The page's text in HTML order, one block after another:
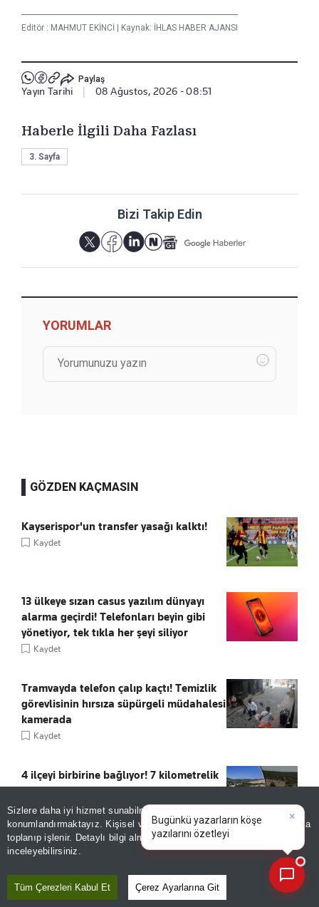
Sizlere daha iyi hizmet sunabilmek adına sitemizde
konumlandırmaktayız. Kişisel verileriniz, KVKK ve GDPR kapsamında
toplanıp işlenir. Detaylı bilgi almak içinAydınlatma Metnimizi
inceleyebilirsiniz.
Tüm Çerezleri Kabul Et Çerez Ayarlarına Git
Editör : MAHMUT EKİNCİ Kaynak: İHLAS HABER AJANSI
Paylaş
Yayın Tarihi 08 Ağustos, 2026 - 08:51
Haberle İlgili Daha Fazlası
3. Sayfa
Bizi Takip Edin
YORUMLAR
GÖZDEN KAÇMASIN
Kayserispor'un transfer yasağı kalktı!
Kaydet
13 ülkeye sızan casus yazılım dünyayı
alarma geçirdi! Telefonları beyin gibi
yönetiyor, tek tıkla her şeyi siliyor
Kaydet
Tramvayda telefon çalıp kaçtı! Temizlik
görevlisinin hırsıza süpürgeli müdahalesi
kamerada
Kaydet
4 ilçeyi birbirine bağlıyor! 7 kilometrelik
yol hizmete açıldı
Kaydet
50 BİN TL TAKSİT, 7 AYDA TESLİM
×
Bugünkü yazarların köşe
yazılarını |